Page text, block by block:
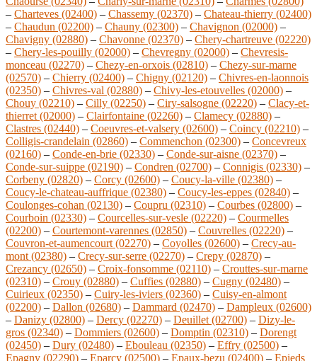
– Charteves (02400) – Chassemy (02370) – Chateau-thierry (02400)
– Chaudun (02200) – Chauny (02300) – Chavignon (02000) –
Chavigny (02880) – Chavonne (02370) – Chery-chartreuve (02220)
– Chery-les-pouilly (02000) – Chevregny (02000) – Chevresis-
monceau (02270) – Chezy-en-orxois (02810) – Chezy-sur-marne
(02570) – Chierry (02400) – Chigny (02120) – Chivres-en-laonnois
(02350) – Chivres-val (02880) – Chivy-les-etouvelles (02000) –
Chouy (02210) – Cilly (02250) – Ciry-salsogne (02220) – Clacy-et-
thierret (02000) – Clairfontaine (02260) – Clamecy (02880) –
Clastres (02440) – Coeuvres-et-valsery (02600) – Coincy (02210) –
Colligis-crandelain (02860) – Commenchon (02300) – Concevreux
(02160) – Conde-en-brie (02330) – Conde-sur-aisne (02370) –
Conde-sur-suippe (02190) – Condren (02700) – Connigis (02330) –
Corbeny (02820) – Corcy (02600) – Coucy-la-ville (02380) –
Coucy-le-chateau-auffrique (02380) – Coucy-les-eppes (02840) –
Coulonges-cohan (02130) – Coupru (02310) – Courbes (02800) –
Courboin (02330) – Courcelles-sur-vesle (02220) – Courmelles
(02200) – Courtemont-varennes (02850) – Couvrelles (02220) –
Couvron-et-aumencourt (02270) – Coyolles (02600) – Crecy-au-
mont (02380) – Crecy-sur-serre (02270) – Crepy (02870) –
Crezancy (02650) – Croix-fonsomme (02110) – Crouttes-sur-marne
(02310) – Crouy (02880) – Cuffies (02880) – Cugny (02480) –
Cuirieux (02350) – Cuiry-les-iviers (02360) – Cuisy-en-almont
(02200) – Dallon (02680) – Dammard (02470) – Dampleux (02600)
– Danizy (02800) – Dercy (02270) – Deuillet (02700) – Dizy-le-
gros (02340) – Dommiers (02600) – Domptin (02310) – Dorengt
(02450) – Dury (02480) – Ebouleau (02350) – Effry (02500) –
Epagny (02290) – Eparcy (02500) – Epaux-bezu (02400) – Epieds